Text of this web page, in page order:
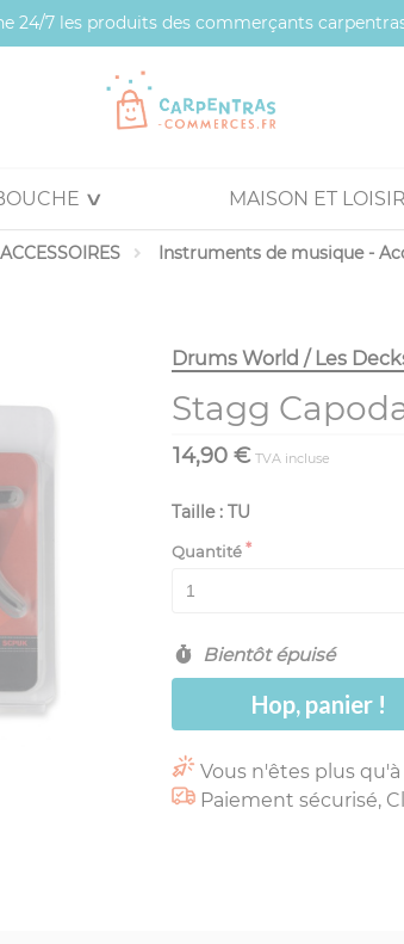
24/7 les produits des commerçants
MAISON ET
Instruments de musique -
Drums World / Les
Stagg
14,90 € TVA incluse
Taille : TU
Quantité
Bientôt épuisé
Hop, panier !
Vous n'êtes plus
Paiement sécurisé,